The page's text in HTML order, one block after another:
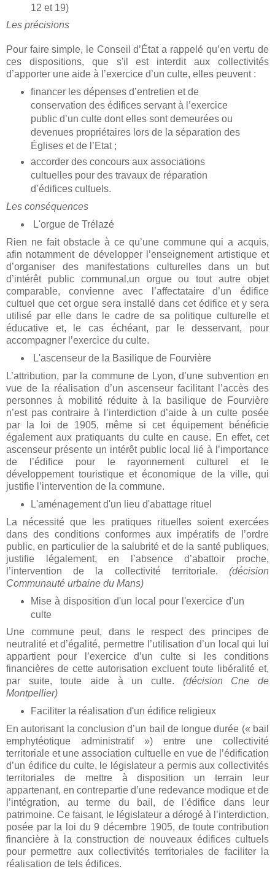
12 et 19)
Les précisions
Pour faire simple, le Conseil d’État a rappelé qu’en vertu de
ces dispositions, que s'il est interdit aux collectivités
d’apporter une aide à l’exercice d’un culte, elles peuvent :
financer les dépenses d’entretien et de
conservation des édifices servant à l’exercice
public d’un culte dont elles sont demeurées ou
devenues propriétaires lors de la séparation des
Églises et de l’Etat ;
accorder des concours aux associations
cultuelles pour des travaux de réparation
d’édifices cultuels.
Les conséquences
L'orgue de Trélazé
Rien ne fait obstacle à ce qu’une commune qui a acquis,
afin notamment de développer l’enseignement artistique et
d’organiser des manifestations culturelles dans un but
d’intérêt public communal,un orgue ou tout autre objet
comparable, convienne avec l’affectataire d’un édifice
cultuel que cet orgue sera installé dans cet édifice et y sera
utilisé par elle dans le cadre de sa politique culturelle et
éducative et, le cas échéant, par le desservant, pour
accompagner l’exercice du culte.
L'ascenseur de la Basilique de Fourvière
L’attribution, par la commune de Lyon, d’une subvention en
vue de la réalisation d’un ascenseur facilitant l’accès des
personnes à mobilité réduite à la basilique de Fourvière
n’est pas contraire à l’interdiction d’aide à un culte posée
par la loi de 1905, même si cet équipement bénéficie
également aux pratiquants du culte en cause. En effet, cet
ascenseur présente un intérêt public local lié à l’importance
de l’édifice pour le rayonnement culturel et le
développement touristique et économique de la ville, qui
justifie l’intervention de la commune.
L'aménagement d'un lieu d'abattage rituel
La nécessité que les pratiques rituelles soient exercées
dans des conditions conformes aux impératifs de l’ordre
public, en particulier de la salubrité et de la santé publiques,
justifie légalement, en l’absence d’abattoir proche,
l’intervention de la collectivité territoriale. (décision
Communauté urbaine du Mans)
Mise à disposition d'un local pour l'exercice d'un
culte
Une commune peut, dans le respect des principes de
neutralité et d’égalité, permettre l’utilisation d’un local qui lui
appartient pour l’exercice d’un culte si les conditions
financières de cette autorisation excluent toute libéralité et,
par suite, toute aide à un culte. (décision Cne de
Montpellier)
Faciliter la réalisation d'un édifice religieux
En autorisant la conclusion d’un bail de longue durée (« bail
emphytéotique administratif ») entre une collectivité
territoriale et une association cultuelle en vue de l’édification
d’un édifice du culte, le législateur a permis aux collectivités
territoriales de mettre à disposition un terrain leur
appartenant, en contrepartie d’une redevance modique et de
l’intégration, au terme du bail, de l’édifice dans leur
patrimoine. Ce faisant, le législateur a dérogé à l’interdiction,
posée par la loi du 9 décembre 1905, de toute contribution
financière à la construction de nouveaux édifices cultuels
pour permettre aux collectivités territoriales de faciliter la
réalisation de tels édifices.